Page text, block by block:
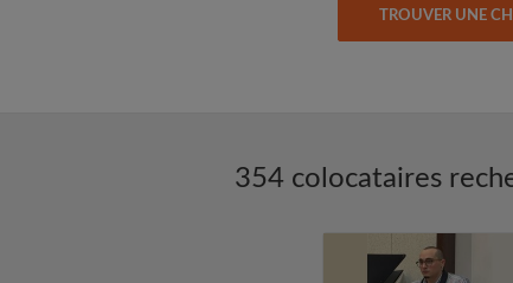
TROUVER UNE
354 colocataires